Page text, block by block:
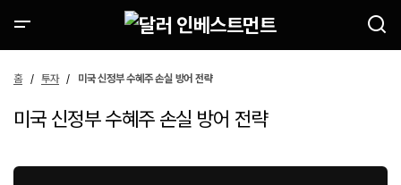
홈 투자 미국 신정부 수혜주 손실 방어 전략
미국 신정부 수혜주 손실 방어 전략